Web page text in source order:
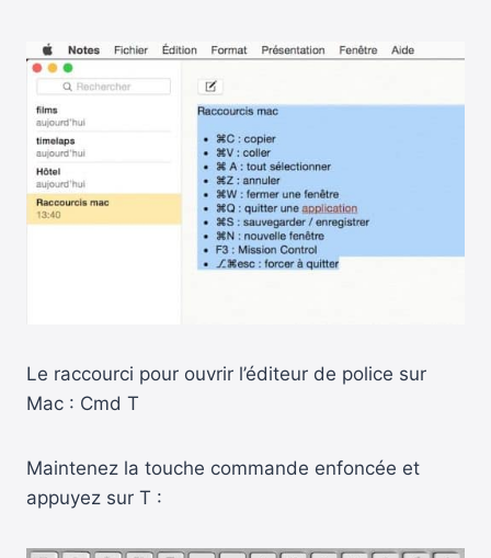
Le raccourci pour ouvrir l’éditeur de police sur
Mac : Cmd T
Maintenez la touche commande enfoncée et
appuyez sur T :